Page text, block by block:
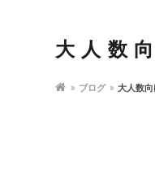
大人数
ブログ 大人数